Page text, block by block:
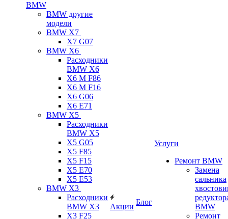
BMW
BMW другие
модели
BMW X7
X7 G07
BMW X6
Расходники
BMW X6
X6 M F86
X6 M F16
X6 G06
X6 E71
BMW X5
Расходники
BMW X5
X5 G05
X5 F85
X5 F15
X5 E70
X5 E53
BMW X3
Расходники
BMW X3
X3 F25
Акции
Блог
Услуги
Ремонт BMW
Замена
сальника
BMW
Ремонт